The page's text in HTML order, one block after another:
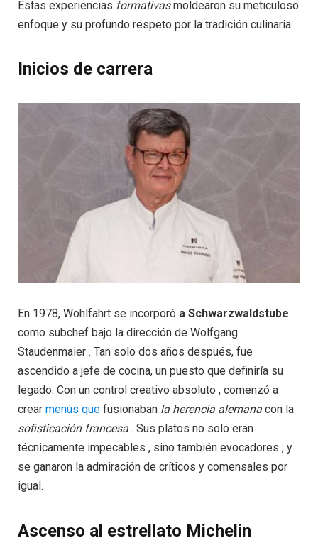
Estas experiencias formativasmoldearon su meticuloso
enfoque y su profundo respeto por la tradición culinaria .
Inicios de carrera
En 1978, Wohlfahrt se incorporó a Schwarzwaldstube
como subchef bajo la dirección de Wolfgang
Staudenmaier . Tan solo dos años después, fue
ascendido a jefe de cocina, un puesto que definiría su
legado. Con un control creativo absoluto , comenzó a
crear menús que fusionaban la herencia alemana con la
sofisticación francesa . Sus platos no solo eran
técnicamente impecables , sino también evocadores , y
se ganaron la admiración de críticos y comensales por
igual.
Ascenso al estrellato Michelin